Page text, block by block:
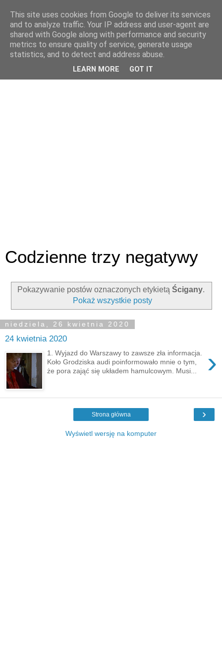
Codzienne trzy negatywy
Pokazywanie postów oznaczonych etykietą Ścigany.
Pokaż wszystkie posty
niedziela, 26 kwietnia 2020
24 kwietnia 2020
›
1. Wyjazd do Warszawy to zawsze zła informacja.
Koło Grodziska audi poinformowało mnie o tym,
że pora zająć się układem hamulcowym. Musi...
›
Strona główna
Wyświetl wersję na komputer
This site uses cookies from Google to deliver its services
and to analyze traffic. Your IP address and user-agent are
shared with Google along with performance and security
metrics to ensure quality of service, generate usage
statistics, and to detect and address abuse.
LEARN MORE GOT IT